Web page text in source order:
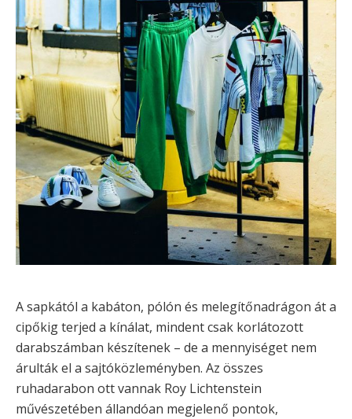
A sapkától a kabáton, pólón és melegítőnadrágon át a
cipőkig terjed a kínálat, mindent csak korlátozott
darabszámban készítenek – de a mennyiséget nem
árulták el a sajtóközleményben. Az összes
ruhadarabon ott vannak Roy Lichtenstein
művészetében állandóan megjelenő pontok,